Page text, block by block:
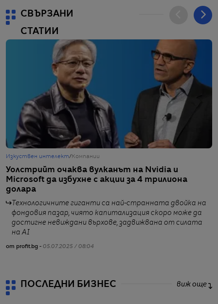
СВЪРЗАНИ
СТАТИИ
Изкуствен интелект/ Компании
Уолстрийт очаква вулканът на Nvidia и
Microsoft да избухне с акции за 4 трилиона
долара
Технологичните гиганти са най-странната двойка на
фондовия пазар, чиято капитализация скоро може да
достигне невиждани върхове, задвижвана от силата
на AI
от profit.bg - 05.07.2025 / 08:04
ПОСЛЕДНИ БИЗНЕС виж още